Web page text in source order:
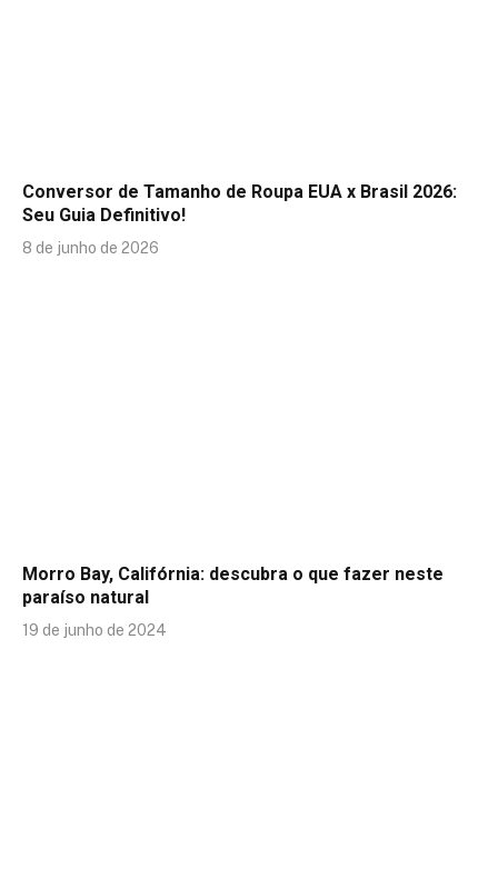
Conversor de Tamanho de Roupa EUA x Brasil 2026:
Seu Guia Definitivo!
8 de junho de 2026
Morro Bay, Califórnia: descubra o que fazer neste
paraíso natural
19 de junho de 2024